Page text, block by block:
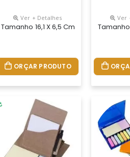
Com Suporte Plástico Para
Apoio Para Deixar Ele Em Pé
De Anotações Plástico Com Capa
Ver + Detalhes
Tamanho 16,1 X 6,5 Cm.bloco De
ORÇAR PRODUTO
Ver